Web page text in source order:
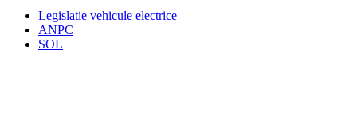
Legislatie vehicule electrice
ANPC
SOL